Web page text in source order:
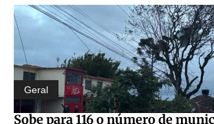
Geral
Sobe para 116 o número de